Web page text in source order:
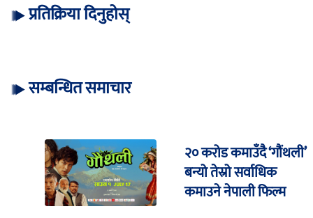
प्रतिक्रिया दिनुहोस्
सम्बन्धित समाचार
२० करोड कमाउँदै ‘गौंथली’
बन्यो तेस्रो सर्वाधिक
कमाउने नेपाली फिल्म